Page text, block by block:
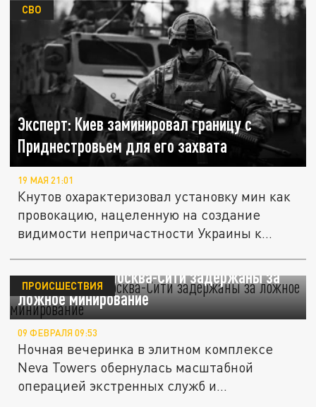
Эксперт: Киев заминировал границу с
Приднестровьем для его захвата
СВО
19 МАЯ 21:01
Кнутов охарактеризовал установку мин как
провокацию, нацеленную на создание
видимости непричастности Украины к...
Тусовщики из Москва-Сити задержаны за
ложное минирование
ПРОИСШЕСТВИЯ
09 ФЕВРАЛЯ 09:53
Ночная вечеринка в элитном комплексе
Neva Towers обернулась масштабной
операцией экстренных служб и...